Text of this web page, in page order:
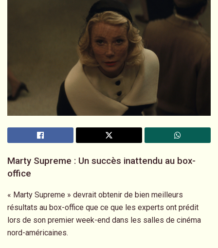
Marty Supreme : Un succès inattendu au box-
office
« Marty Supreme » devrait obtenir de bien meilleurs
résultats au box-office que ce que les experts ont prédit
lors de son premier week-end dans les salles de cinéma
nord-américaines.